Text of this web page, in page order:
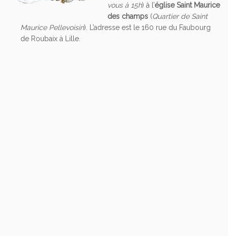
vous à 15h) à l’église Saint Maurice
des champs (Quartier de Saint
Maurice Pellevoisin). L’adresse est le 160 rue du Faubourg
de Roubaix à Lille.